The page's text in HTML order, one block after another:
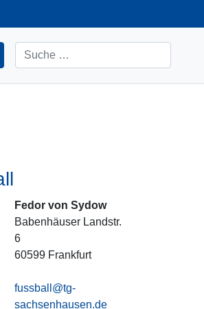
Suchen
Fedor von Sydow
Babenhäuser Landstr.
6
60599 Frankfurt
fussball@tg-
sachsenhausen.de